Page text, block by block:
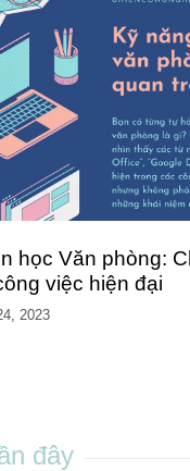
- Th5 04, 2023
đây